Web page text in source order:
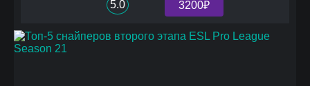
5.0
3200₽